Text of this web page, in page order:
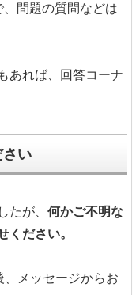
問題の質問などは
あれば、回答コーナ
さい
たが、 何かご不明な
ください。
、メッセージからお